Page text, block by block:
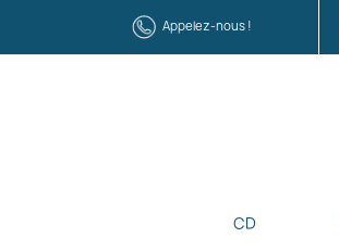
Appelez-nous !
CD